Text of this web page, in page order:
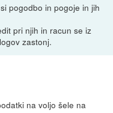
pogodbo in pogoje in jih
pri njih in racun se iz
zastonj.
na voljo šele na